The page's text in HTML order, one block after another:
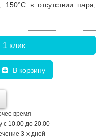
150°C в отсутствии пара;
1 клик
В корзину
время
с 10.00 до 20.00
3-х дней